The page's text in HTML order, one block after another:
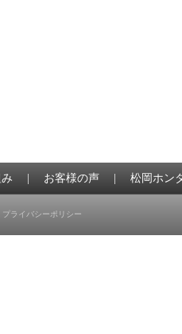
お客様の声 松岡ホン
プライバシーポリシー